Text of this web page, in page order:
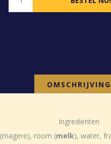
OMSCHRIJVING
Ingrediënten
(magere), room (melk), water,